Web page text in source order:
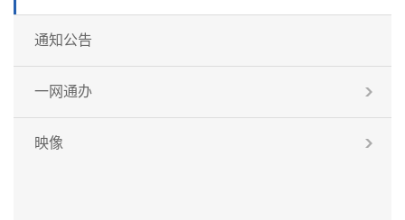
通知公告
一网通办
映像